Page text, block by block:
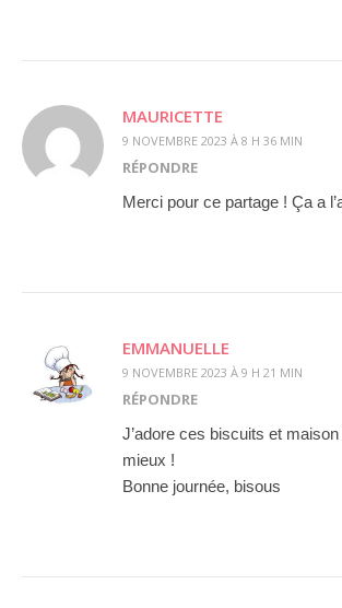
MAURICETTE
9 NOVEMBRE 2023 À 8 H 36 MIN
RÉPONDRE
Merci pour ce partage ! Ça a
EMMANUELLE
9 NOVEMBRE 2023 À 9 H 21 MIN
RÉPONDRE
J’adore ces biscuits et maison
mieux !
Bonne journée, bisous